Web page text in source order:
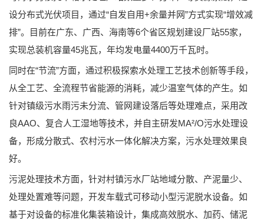
设分布式光伏项目，通过“自发自用+余量并网”方式实现“增效减
排”。目前在广东、广西、海南等6个省区规划建设厂站55家，
实现总装机容量45兆瓦，年均发电量4400万千瓦时。
同时在“节流”方面，通过积极探索水处理工艺技术创新等手段，
从全工艺、全流程节省能源的消耗，减少温室气体的产生。如
针对镇级污水雨污未分流、管网建设落后等处理难点，采用改
良AAO、复合人工湿地等技术，并自主研发MA²/O污水处理设
备，形成分散式、农村污水一体化解决方案，污水处理效果良
好。
污泥处理技术方面，针对村镇污水厂站地域分散、产泥量少、
处理处置难等问题，开发车载式可移动小型污泥脱水设备。如
基于对设备的标准化集装箱设计，集成高效脱水、加药、储泥